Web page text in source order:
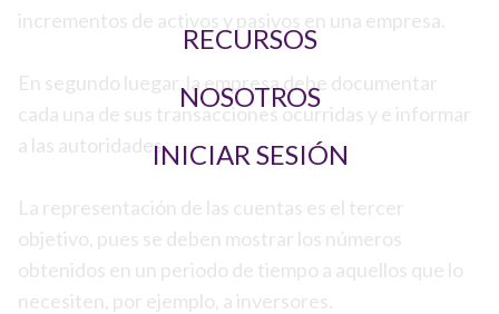
RECURSOS
NOSOTROS
INICIAR SESIÓN
incrementos de activos y pasivos en una empresa.
En segundo luegar, la empresa debe documentar
cada una de sus transacciones ocurridas y e informar
a las autoridades.
La representación de las cuentas es el tercer
objetivo, pues se deben mostrar los números
obtenidos en un periodo de tiempo a aquellos que lo
necesiten, por ejemplo, a inversores.